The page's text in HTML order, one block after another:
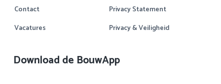
Contact
Vacatures
Privacy Statement
Privacy & Veiligheid
Download de BouwApp